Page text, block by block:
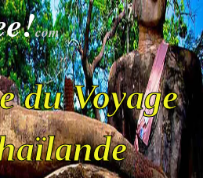
com
du Voyage